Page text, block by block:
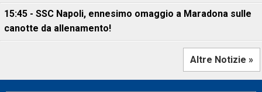
15:45 - SSC Napoli, ennesimo omaggio a Maradona sulle
canotte da allenamento!
Altre Notizie »